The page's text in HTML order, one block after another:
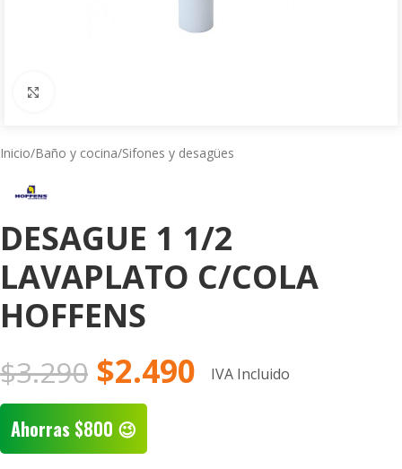
Inicio/Baño y cocina/Sifones y desagües
DESAGUE 1 1/2
LAVAPLATO C/COLA
HOFFENS
$3.290 $2.490 IVA Incluido
Ahorras $800 😉